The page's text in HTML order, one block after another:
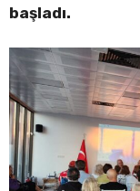
başladı.